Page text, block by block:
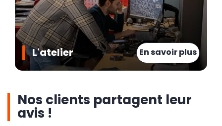
L'atelier En savoir plus
Nos clients partagent leur
avis !